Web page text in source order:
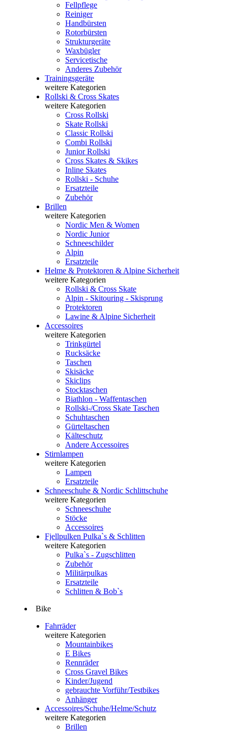
Fellpflege
Reiniger
Handbürsten
Rotorbürsten
Strukturgeräte
Waxbügler
Servicetische
Anderes Zubehör
Trainingsgeräte
weitere Kategorien
Rollski & Cross Skates
weitere Kategorien
Cross Rollski
Skate Rollski
Classic Rollski
Combi Rollski
Junior Rollski
Cross Skates & Skikes
Inline Skates
Rollski - Schuhe
Ersatzteile
Zubehör
Brillen
weitere Kategorien
Nordic Men & Women
Nordic Junior
Schneeschilder
Alpin
Ersatzteile
Helme & Protektoren & Alpine Sicherheit
weitere Kategorien
Rollski & Cross Skate
Alpin - Skitouring - Skisprung
Protektoren
Lawine & Alpine Sicherheit
Accessoires
weitere Kategorien
Trinkgürtel
Rucksäcke
Taschen
Skisäcke
Skiclips
Stocktaschen
Biathlon - Waffentaschen
Rollski-/Cross Skate Taschen
Schuhtaschen
Gürteltaschen
Kälteschutz
Andere Accessoires
Stirnlampen
weitere Kategorien
Lampen
Ersatzteile
Schneeschuhe & Nordic Schlittschuhe
weitere Kategorien
Schneeschuhe
Stöcke
Accessoires
Fjellpulken Pulka`s & Schlitten
weitere Kategorien
Pulka`s - Zugschlitten
Zubehör
Militärpulkas
Ersatzteile
Schlitten & Bob`s
Bike
Fahrräder
weitere Kategorien
Mountainbikes
E Bikes
Rennräder
Cross Gravel Bikes
Kinder/Jugend
gebrauchte Vorführ/Testbikes
Anhänger
Accessoires/Schuhe/Helme/Schutz
weitere Kategorien
Brillen